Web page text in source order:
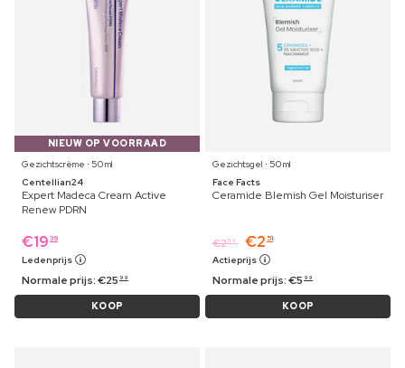
NIEUW OP VOORRAAD
Gezichtscrème ⋅ 50 ml
Centellian24
Expert Madeca Cream Active
Renew PDRN
€19 39
Ledenprijs
Normale prijs:€25 99
KOOP
Gezichtsgel ⋅ 50 ml
Face Facts
Ceramide Blemish Gel Moisturiser
€259 €2 51
Actieprijs
Normale prijs:€5 99
KOOP